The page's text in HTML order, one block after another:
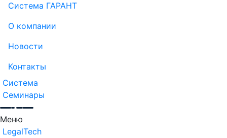
Система ГАРАНТ
О компании
Новости
Контакты
Система
Семинары
Меню
LegalTech